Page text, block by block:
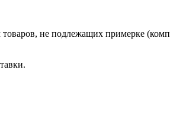
не подлежащих примерке